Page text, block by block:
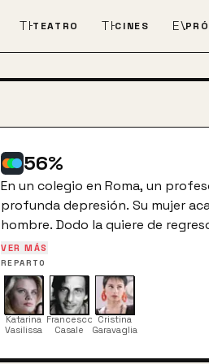
THEATER_COMEDY
TEATRO THEATERS
CINES
56%
En un colegio en Roma, un
profunda depresión. Su mujer
hombre. Dodo la quiere de
comienza a tener fantasías y a
VER MÁS
REPARTO
Katarina
Vasilissa
Francesco
Casale
Cristina
Garavaglia